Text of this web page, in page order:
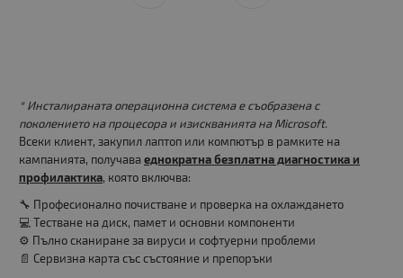
* Инсталираната операционна система е съобразена с
поколението на процесора и изискванията на Microsoft.
Всеки клиент, закупил лаптоп или компютър в рамките на
кампанията, получава еднократна безплатна диагностика и
профилактика, която включва:
🔧 Професионално почистване и проверка на охлаждането
💻 Тестване на диск, памет и основни компоненти
⚙️ Пълно сканиране за вируси и софтуерни проблеми
📄 Сервизна карта със състояние и препоръки